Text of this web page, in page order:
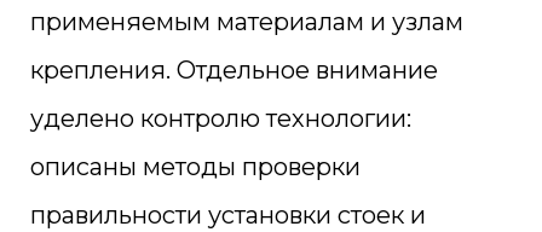
применяемым материалам и узлам
крепления. Отдельное внимание
уделено контролю технологии:
описаны методы проверки
правильности установки стоек и